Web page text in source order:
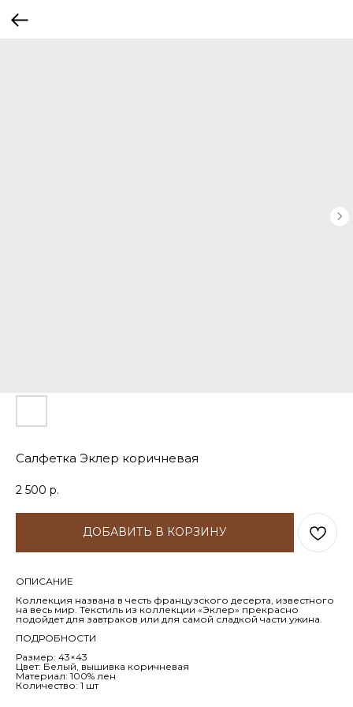
Салфетка Эклер коричневая
2 500 р.
ДОБАВИТЬ В КОРЗИНУ
ОПИСАНИЕ
Коллекция названа в честь французского десерта, известного
на весь мир. Текстиль из коллекции «Эклер» прекрасно
подойдет для завтраков или для самой сладкой части ужина.
ПОДРОБНОСТИ
Размер: 43×43
Цвет: Белый, вышивка коричневая
Материал: 100% лен
Количество: 1 шт